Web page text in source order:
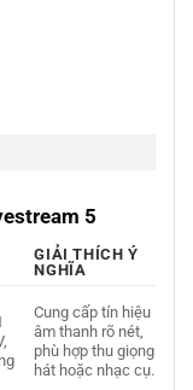
5
GIẢI THÍCH Ý
NGHĨA
Cung cấp tín hiệu
âm thanh rõ nét,
phù hợp thu giọng
hát hoặc nhạc cụ.